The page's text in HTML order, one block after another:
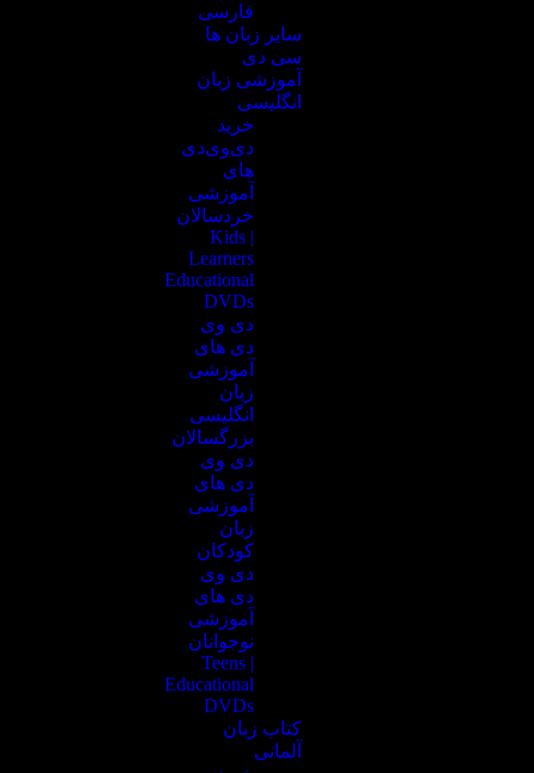
فارسی
سایر زبان ها
سی دی
آموزشی زبان
انگلیسی
خرید
دی‌وی‌دی
های
آموزشی
خردسالان
| Kids
Learners
Educational
DVDs
دی وی
دی های
آموزشی
زبان
انگلیسی
بزرگسالان
دی وی
دی های
آموزشی
زبان
کودکان
دی‌ وی‌
دی های
آموزشی
نوجوانان
| Teens
Educational
DVDs
کتاب زبان
آلمانی